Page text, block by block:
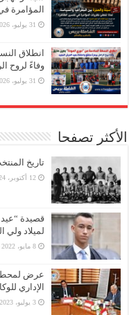
المؤامرة
31 يوليو، 2026
انطلاق
وفاءً لروح
31 يوليو، 2026
الأكثر تصفحا
تاريخ
12 أكتوبر، 2024
قصيدة “عيد
لميلاد ولي
8 مايو، 2022
عرض
الإداري
3 يوليو، 2023